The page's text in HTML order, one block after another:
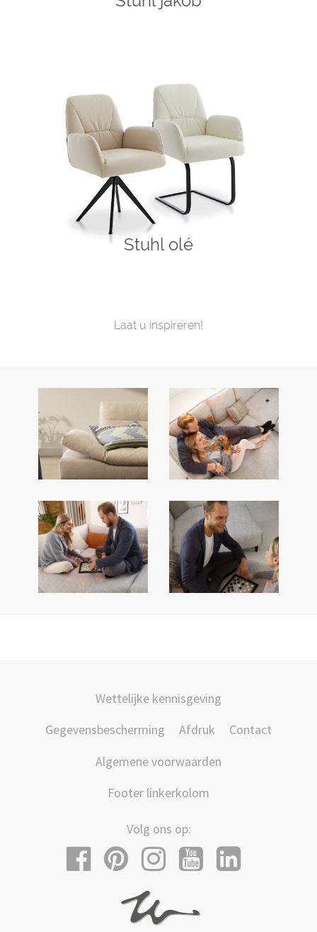
Stuhl olé
Laat u inspireren!
Wettelijke kennisgeving
Gegevensbescherming
Afdruk
Contact
Algemene voorwaarden
Footer linkerkolom
Volg ons op: